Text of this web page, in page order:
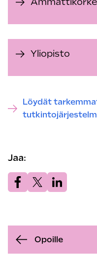
Yliopisto
Löydät
Jaa:
Jaa. Jaa. Jaa.
Opoille